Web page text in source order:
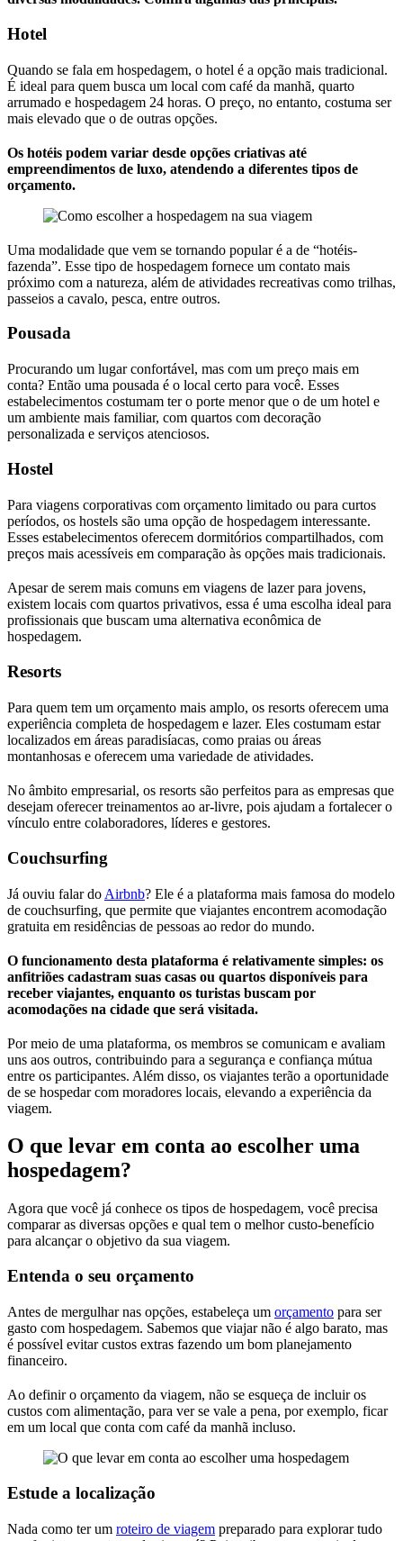
Hotel
Quando se fala em hospedagem, o hotel é a opção mais tradicional.
É ideal para quem busca um local com café da manhã, quarto
arrumado e hospedagem 24 horas. O preço, no entanto, costuma ser
mais elevado que o de outras opções.
Os hotéis podem variar desde opções criativas até
empreendimentos de luxo, atendendo a diferentes tipos de
orçamento.
Uma modalidade que vem se tornando popular é a de “hotéis-
fazenda”. Esse tipo de hospedagem fornece um contato mais
próximo com a natureza, além de atividades recreativas como trilhas,
passeios a cavalo, pesca, entre outros.
Pousada
Procurando um lugar confortável, mas com um preço mais em
conta? Então uma pousada é o local certo para você. Esses
estabelecimentos costumam ter o porte menor que o de um hotel e
um ambiente mais familiar, com quartos com decoração
personalizada e serviços atenciosos.
Hostel
Para viagens corporativas com orçamento limitado ou para curtos
períodos, os hostels são uma opção de hospedagem interessante.
Esses estabelecimentos oferecem dormitórios compartilhados, com
preços mais acessíveis em comparação às opções mais tradicionais.
Apesar de serem mais comuns em viagens de lazer para jovens,
existem locais com quartos privativos, essa é uma escolha ideal para
profissionais que buscam uma alternativa econômica de
hospedagem.
Resorts
Para quem tem um orçamento mais amplo, os resorts oferecem uma
experiência completa de hospedagem e lazer. Eles costumam estar
localizados em áreas paradisíacas, como praias ou áreas
montanhosas e oferecem uma variedade de atividades.
No âmbito empresarial, os resorts são perfeitos para as empresas que
desejam oferecer treinamentos ao ar-livre, pois ajudam a fortalecer o
vínculo entre colaboradores, líderes e gestores.
Couchsurfing
Já ouviu falar do Airbnb? Ele é a plataforma mais famosa do modelo
de couchsurfing, que permite que viajantes encontrem acomodação
gratuita em residências de pessoas ao redor do mundo.
O funcionamento desta plataforma é relativamente simples: os
anfitriões cadastram suas casas ou quartos disponíveis para
receber viajantes, enquanto os turistas buscam por
acomodações na cidade que será visitada.
Por meio de uma plataforma, os membros se comunicam e avaliam
uns aos outros, contribuindo para a segurança e confiança mútua
entre os participantes. Além disso, os viajantes terão a oportunidade
de se hospedar com moradores locais, elevando a experiência da
viagem.
O que levar em conta ao escolher uma
hospedagem?
Agora que você já conhece os tipos de hospedagem, você precisa
comparar as diversas opções e qual tem o melhor custo-benefício
para alcançar o objetivo da sua viagem.
Entenda o seu orçamento
Antes de mergulhar nas opções, estabeleça um orçamento para ser
gasto com hospedagem. Sabemos que viajar não é algo barato, mas
é possível evitar custos extras fazendo um bom planejamento
financeiro.
Ao definir o orçamento da viagem, não se esqueça de incluir os
custos com alimentação, para ver se vale a pena, por exemplo, ficar
em um local que conta com café da manhã incluso.
Estude a localização
Nada como ter um roteiro de viagem preparado para explorar tudo